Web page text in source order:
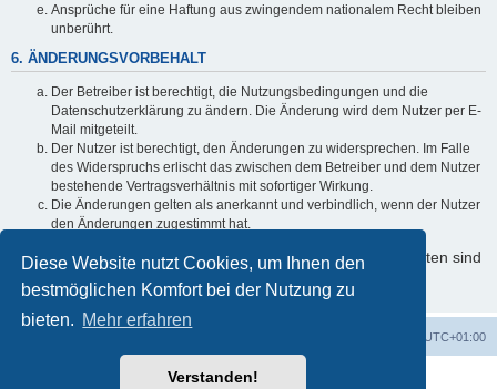
Diese Website nutzt Cookies, um Ihnen den
bestmöglichen Komfort bei der Nutzung zu
bieten. Mehr erfahren
Verstanden!
Ansprüche für eine Haftung aus zwingendem nationalem Recht bleiben
unberührt.
6. ÄNDERUNGSVORBEHALT
Der Betreiber ist berechtigt, die Nutzungsbedingungen und die
Datenschutzerklärung zu ändern. Die Änderung wird dem Nutzer per E-
Mail mitgeteilt.
Der Nutzer ist berechtigt, den Änderungen zu widersprechen. Im Falle
des Widerspruchs erlischt das zwischen dem Betreiber und dem Nutzer
bestehende Vertragsverhältnis mit sofortiger Wirkung.
Die Änderungen gelten als anerkannt und verbindlich, wenn der Nutzer
den Änderungen zugestimmt hat.
Informationen über den Umgang mit Ihren persönlichen Daten sind
in der Datenschutzerklärung enthalten.
UTC+01:00
Powered byphpBB® Forum Software © phpBB Limited